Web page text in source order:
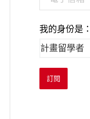
我的身份是：
訂閱